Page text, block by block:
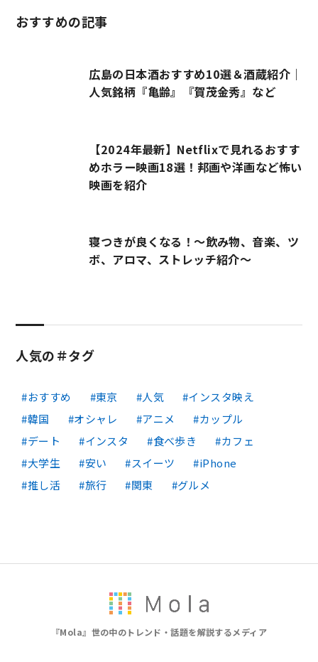
おすすめの記事
広島の日本酒おすすめ10選＆酒蔵紹介｜
人気銘柄『亀齢』『賀茂金秀』など
【2024年最新】Netflixで見れるおすす
めホラー映画18選！邦画や洋画など怖い
映画を紹介
寝つきが良くなる！～飲み物、音楽、ツ
ボ、アロマ、ストレッチ紹介～
人気の＃タグ
おすすめ 東京 人気
インスタ映え
韓国
オシャレ アニメ
カップル
デート
インスタ 食べ歩き
カフェ
大学生
安い スイーツ
iPhone
推し活
旅行 関東 グルメ
『Mola』世の中のトレンド・話題を解説するメディア